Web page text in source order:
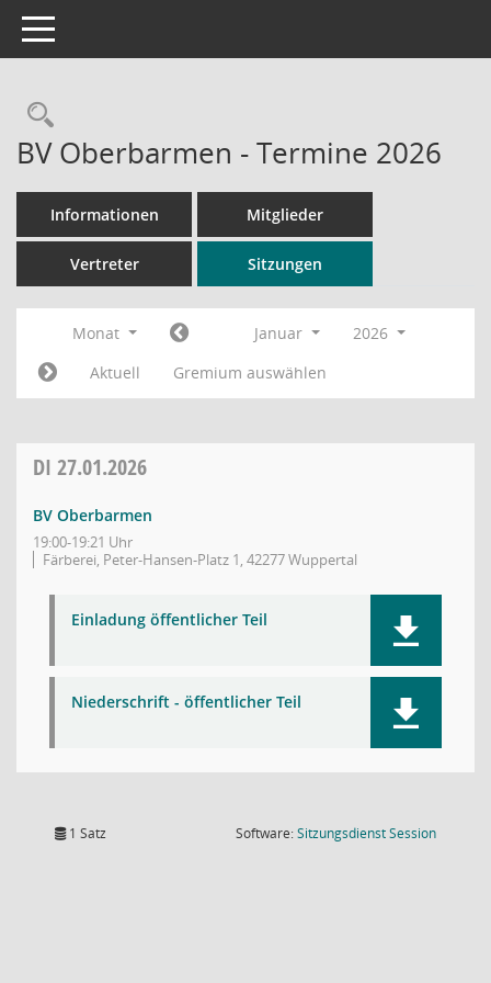
Toggle navigation
Rechercheauswahl
BV Oberbarmen - Termine 2026
Informationen Mitglieder
Vertreter Sitzungen
Monat Januar
2026
Aktuell
Gremium auswählen
DI 27.01.2026
BV Oberbarmen
19:00-19:21 Uhr
Färberei, Peter-Hansen-Platz 1, 42277 Wuppertal
Einladung öffentlicher Teil
Niederschrift - öffentlicher Teil
1 Satz Software:SitzungsdienstSession(Wird in